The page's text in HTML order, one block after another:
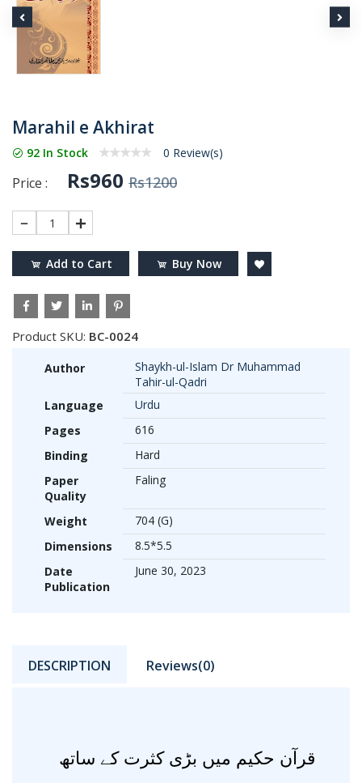
Marahil e Akhirat
92 In Stock 0 Review(s)
Price : Rs960 Rs1200
1
Add to Cart Buy Now
Product SKU: BC-0024
Author
Shaykh-ul-Islam Dr Muhammad
Tahir-ul-Qadri
Language
Urdu
Pages
616
Binding
Hard
Paper
Quality
Faling
Weight
704 (G)
Dimensions
8.5*5.5
Date
Publication
June 30, 2023
DESCRIPTION Reviews(0)
قرآن حکیم میں بڑی کثرت کے ساتھ